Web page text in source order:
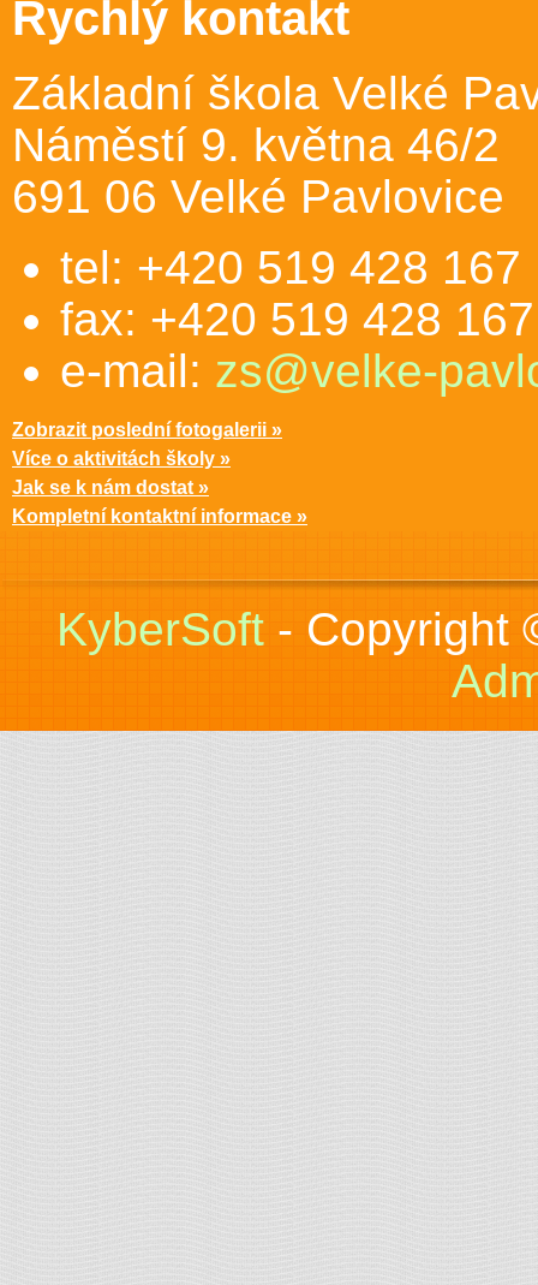
Rychlý kontakt
Základní škola Velké
Náměstí 9. května 46/2
691 06 Velké Pavlovice
tel: +420 519 428 167
fax: +420 519 428 167
e-mail: zs@velke-
Zobrazit poslední fotogalerii »
Více o aktivitách školy »
Jak se k nám dostat »
Kompletní kontaktní informace »
KyberSoft- Copyright